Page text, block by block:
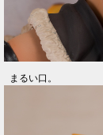
まるい口。